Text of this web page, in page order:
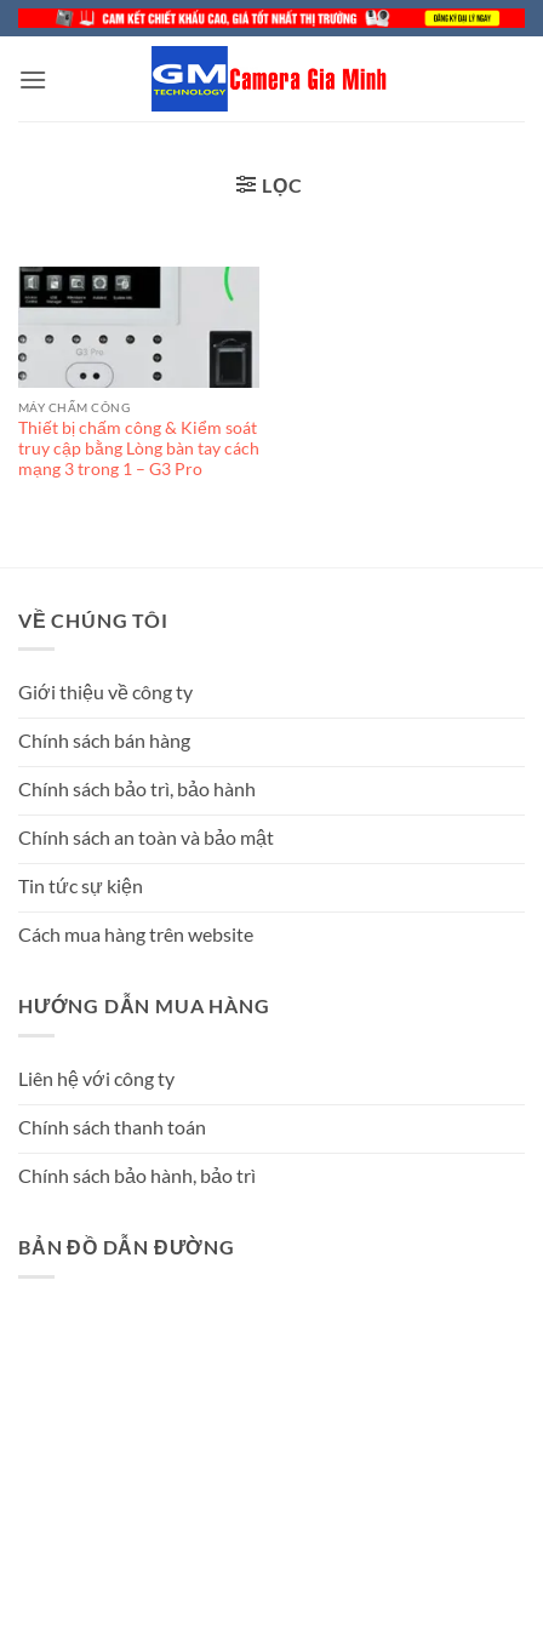
Bỏ
qua
nội
LỌC
MÁY CHẤM CÔNG
Thiết bị chấm công & Kiểm soát
truy cập bằng Lòng bàn tay cách
mạng 3 trong 1 – G3 Pro
VỀ CHÚNG TÔI
Giới thiệu về công ty
Chính sách bán hàng
Chính sách bảo trì, bảo hành
Chính sách an toàn và bảo mật
Tin tức sự kiện
Cách mua hàng trên website
HƯỚNG DẪN MUA HÀNG
Liên hệ với công ty
Chính sách thanh toán
Chính sách bảo hành, bảo trì
BẢN ĐỒ DẪN ĐƯỜNG